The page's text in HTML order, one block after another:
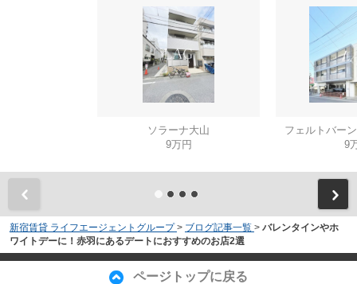
ソラーナ大山
9万円
フェルトバー
9
新宿賃貸 ライフエージェントグループ > ブログ記事一覧 > バレンタインやホ
ワイトデーに！赤羽にあるデートにおすすめのお店2選
ページトップに戻る